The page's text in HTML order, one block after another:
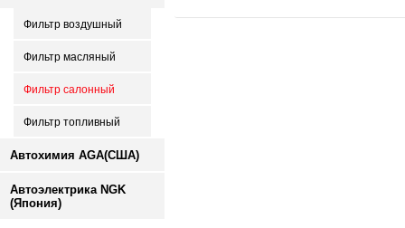
Фильтр воздушный
Фильтр масляный
Фильтр салонный
Фильтр топливный
Автохимия AGA(США)
Автоэлектрика NGK
(Япония)